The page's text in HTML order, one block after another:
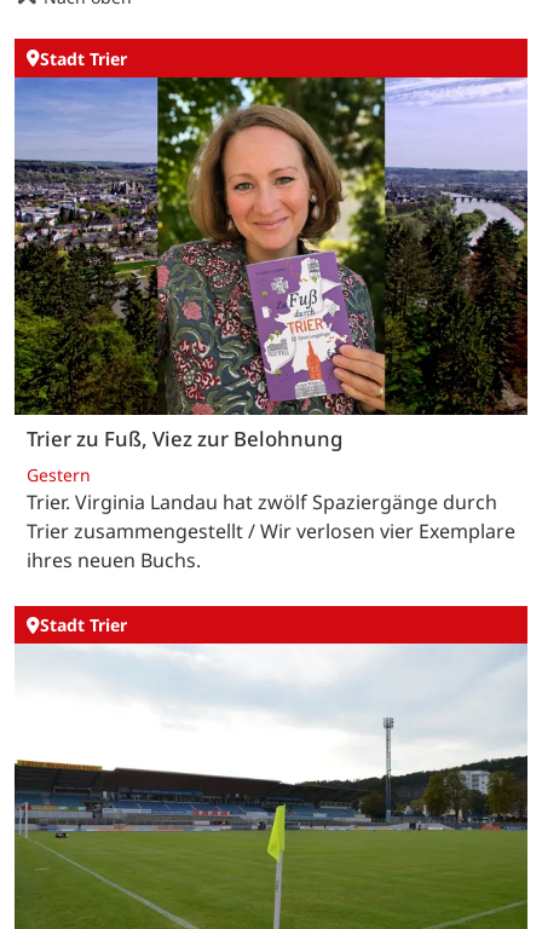
Stadt Trier
Trier zu Fuß, Viez zur Belohnung
Gestern
Trier. Virginia Landau hat zwölf Spaziergänge durch
Trier zusammengestellt / Wir verlosen vier Exemplare
ihres neuen Buchs.
Stadt Trier